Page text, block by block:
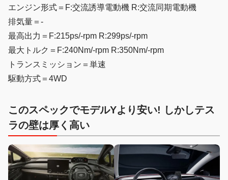
エンジン形式＝F:交流誘導電動機 R:交流同期電動機
排気量＝-
最高出力＝F:215ps/-rpm R:299ps/-rpm
最大トルク＝F:240Nm/-rpm R:350Nm/-rpm
トランスミッション＝単速
駆動方式＝4WD
このスペックでモデルYより安い! しかしテス
ラの壁は厚く高い